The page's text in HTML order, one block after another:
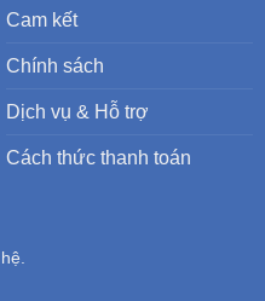
Cam kết
Chính sách
Dịch vụ & Hỗ trợ
Cách thức thanh toán